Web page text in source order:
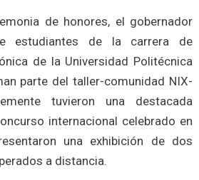
de honores, el gobernador
estudiantes de la carrera de
de la Universidad Politécnica
parte del taller-comunidad NIX-
tuvieron una destacada
internacional celebrado en
una exhibición de dos
a distancia.